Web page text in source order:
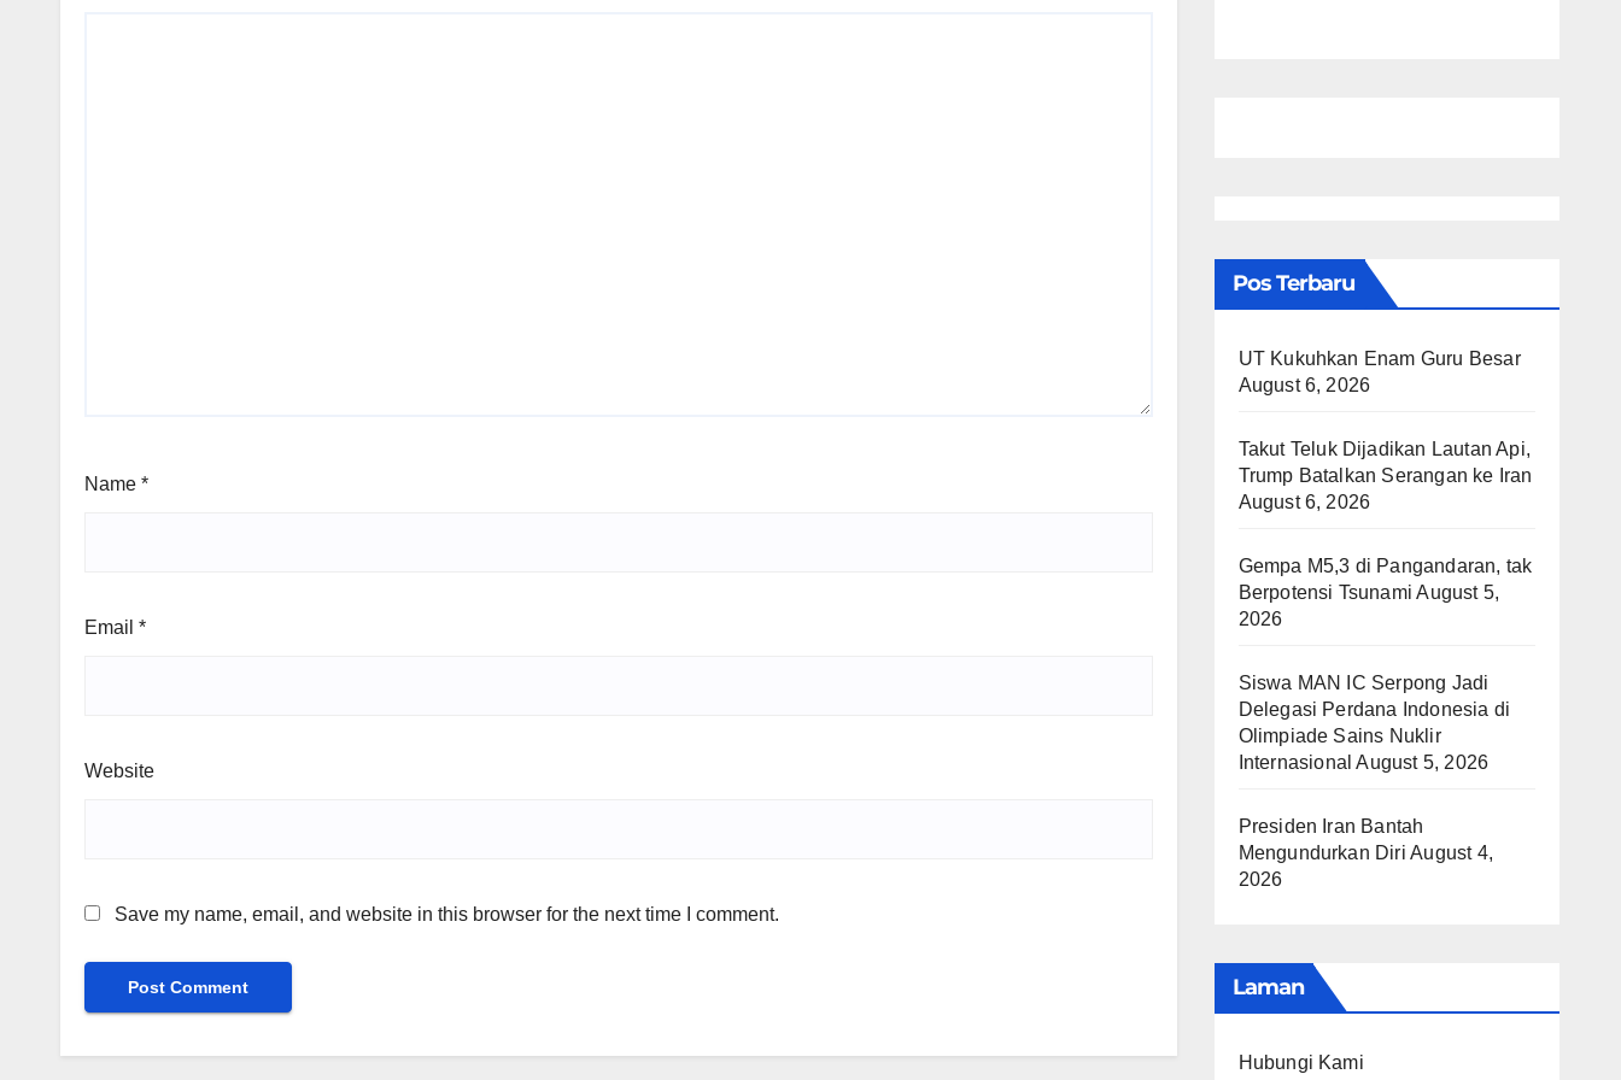
Name *
Email *
Website
Save my name, email, and website in this browser for the next time I comment.
Pos Terbaru
UT Kukuhkan Enam Guru Besar
August 6, 2026
Takut Teluk Dijadikan Lautan Api,
Trump Batalkan Serangan ke Iran
August 6, 2026
Gempa M5,3 di Pangandaran, tak
Berpotensi Tsunami August 5,
2026
Siswa MAN IC Serpong Jadi
Delegasi Perdana Indonesia di
Olimpiade Sains Nuklir
Internasional August 5, 2026
Presiden Iran Bantah
Mengundurkan Diri August 4,
2026
Laman
Hubungi Kami